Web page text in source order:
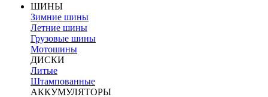
ШИНЫ
Зимние шины
Летние шины
Грузовые шины
Мотошины
ДИСКИ
Литые
Штампованные
АККУМУЛЯТОРЫ